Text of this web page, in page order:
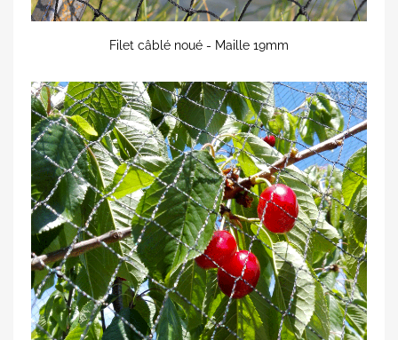
Filet câblé noué - Maille 19mm